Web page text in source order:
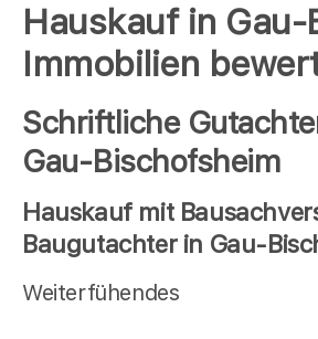
Hauskauf in
Immobilien
Schriftliche
Gau-Bischofsheim
Hauskauf mit
Baugutachter in Gau-
Weiterfühendes